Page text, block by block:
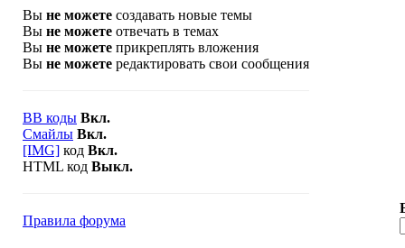
Вы не можете создавать новые темы
Вы не можете отвечать в темах
Вы не можете прикреплять вложения
Вы не можете редактировать свои сообщения
BB коды Вкл.
Смайлы Вкл.
[IMG] код Вкл.
HTML код Выкл.
Правила форума